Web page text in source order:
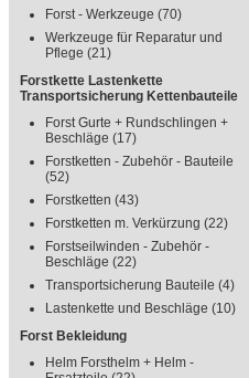
Forst - Werkzeuge (70)
Werkzeuge für Reparatur und
Pflege (21)
Forstkette Lastenkette
Transportsicherung Kettenbauteile
Forst Gurte + Rundschlingen +
Beschläge (17)
Forstketten - Zubehör - Bauteile
(52)
Forstketten (43)
Forstketten m. Verkürzung (22)
Forstseilwinden - Zubehör -
Beschläge (22)
Transportsicherung Bauteile (4)
Lastenkette und Beschläge (10)
Forst Bekleidung
Helm Forsthelm + Helm -